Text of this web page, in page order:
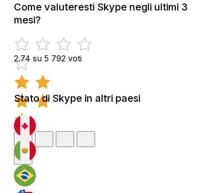
Come valuteresti Skype negli ultimi 3
mesi?
2.74 su 5 792 voti
Stato di Skype in altri paesi